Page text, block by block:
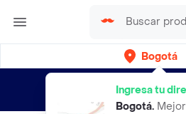
Bogotá
Ingresa tu
Bogotá.
envíos gratis por